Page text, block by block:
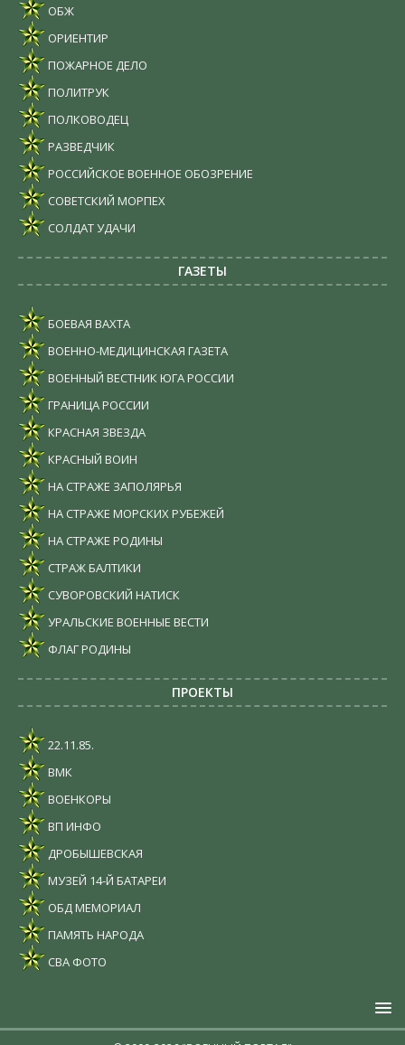
ОБЖ
ОРИЕНТИР
ПОЖАРНОЕ ДЕЛО
ПОЛИТРУК
ПОЛКОВОДЕЦ
РАЗВЕДЧИК
РОССИЙСКОЕ ВОЕННОЕ ОБОЗРЕНИЕ
СОВЕТСКИЙ МОРПЕХ
СОЛДАТ УДАЧИ
ГАЗЕТЫ
БОЕВАЯ ВАХТА
ВОЕННО-МЕДИЦИНСКАЯ ГАЗЕТА
ВОЕННЫЙ ВЕСТНИК ЮГА РОССИИ
ГРАНИЦА РОССИИ
КРАСНАЯ ЗВЕЗДА
КРАСНЫЙ ВОИН
НА СТРАЖЕ ЗАПОЛЯРЬЯ
НА СТРАЖЕ МОРСКИХ РУБЕЖЕЙ
НА СТРАЖЕ РОДИНЫ
СТРАЖ БАЛТИКИ
СУВОРОВСКИЙ НАТИСК
УРАЛЬСКИЕ ВОЕННЫЕ ВЕСТИ
ФЛАГ РОДИНЫ
ПРОЕКТЫ
22.11.85.
ВМК
ВОЕНКОРЫ
ВП ИНФО
ДРОБЫШЕВСКАЯ
МУЗЕЙ 14-Й БАТАРЕИ
ОБД МЕМОРИАЛ
ПАМЯТЬ НАРОДА
СВА ФОТО